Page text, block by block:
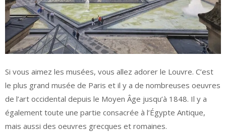
Si vous aimez les musées, vous allez adorer le Louvre. C’est
le plus grand musée de Paris et il y a de nombreuses oeuvres
de l’art occidental depuis le Moyen Âge jusqu’à 1848. Il y a
également toute une partie consacrée à l’Égypte Antique,
mais aussi des oeuvres grecques et romaines.